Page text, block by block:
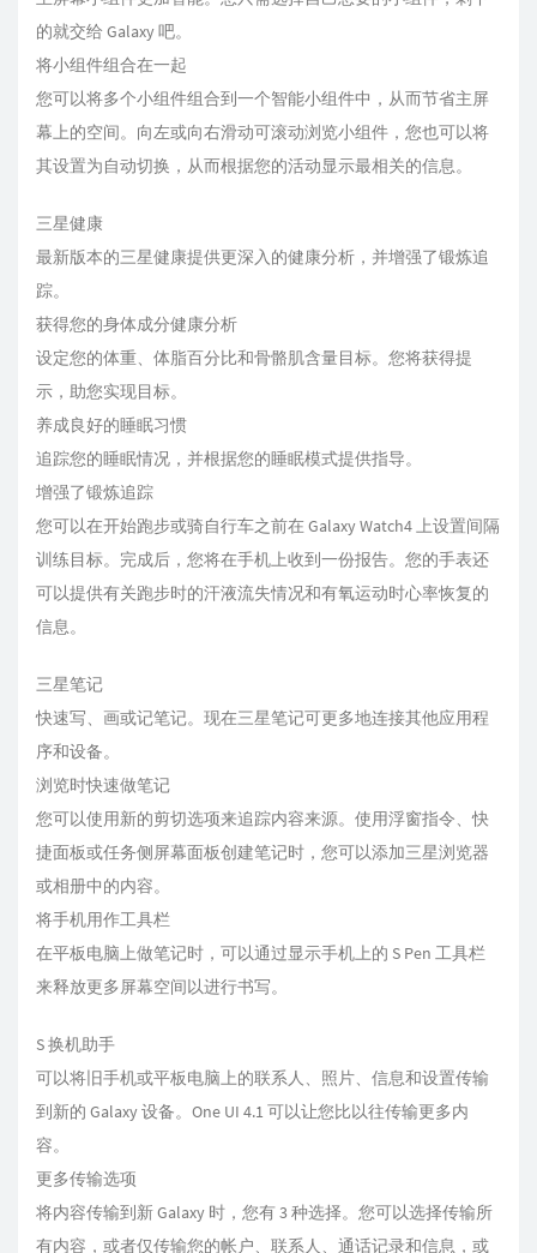
的就交给 Galaxy 吧。
将小组件组合在一起
您可以将多个小组件组合到一个智能小组件中，从而节省主屏
幕上的空间。向左或向右滑动可滚动浏览小组件，您也可以将
其设置为自动切换，从而根据您的活动显示最相关的信息。
三星健康
最新版本的三星健康提供更深入的健康分析，并增强了锻炼追
踪。
获得您的身体成分健康分析
设定您的体重、体脂百分比和骨骼肌含量目标。您将获得提
示，助您实现目标。
养成良好的睡眠习惯
追踪您的睡眠情况，并根据您的睡眠模式提供指导。
增强了锻炼追踪
您可以在开始跑步或骑自行车之前在 Galaxy Watch4 上设置间隔
训练目标。完成后，您将在手机上收到一份报告。您的手表还
可以提供有关跑步时的汗液流失情况和有氧运动时心率恢复的
信息。
三星笔记
快速写、画或记笔记。现在三星笔记可更多地连接其他应用程
序和设备。
浏览时快速做笔记
您可以使用新的剪切选项来追踪内容来源。使用浮窗指令、快
捷面板或任务侧屏幕面板创建笔记时，您可以添加三星浏览器
或相册中的内容。
将手机用作工具栏
在平板电脑上做笔记时，可以通过显示手机上的 S Pen 工具栏
来释放更多屏幕空间以进行书写。
S 换机助手
可以将旧手机或平板电脑上的联系人、照片、信息和设置传输
到新的 Galaxy 设备。One UI 4.1 可以让您比以往传输更多内
容。
更多传输选项
将内容传输到新 Galaxy 时，您有 3 种选择。您可以选择传输所
有内容，或者仅传输您的帐户、联系人、通话记录和信息，或